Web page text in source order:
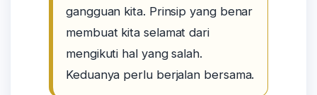
gangguan kita. Prinsip yang benar
membuat kita selamat dari
mengikuti hal yang salah.
Keduanya perlu berjalan bersama.